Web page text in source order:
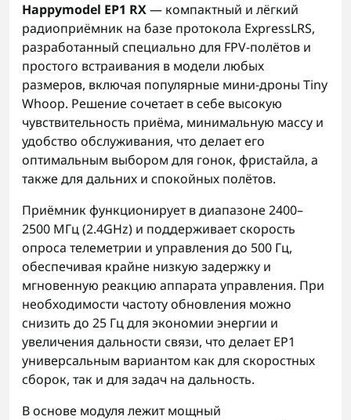
Happymodel EP1 RX— компактный и лёгкий
радиоприёмник на базе протокола ExpressLRS,
разработанный специально для FPV‑полётов и
простого встраивания в модели любых
размеров, включая популярные мини‑дроны Tiny
Whoop. Решение сочетает в себе высокую
чувствительность приёма, минимальную массу и
удобство обслуживания, что делает его
оптимальным выбором для гонок, фристайла, а
также для дальних и спокойных полётов.
Приёмник функционирует в диапазоне 2400–
2500 МГц (2.4GHz) и поддерживает скорость
опроса телеметрии и управления до 500 Гц,
обеспечивая крайне низкую задержку и
мгновенную реакцию аппарата управления. При
необходимости частоту обновления можно
снизить до 25 Гц для экономии энергии и
увеличения дальности связи, что делает EP1
универсальным вариантом как для скоростных
сборок, так и для задач на дальность.
В основе модуля лежит мощный